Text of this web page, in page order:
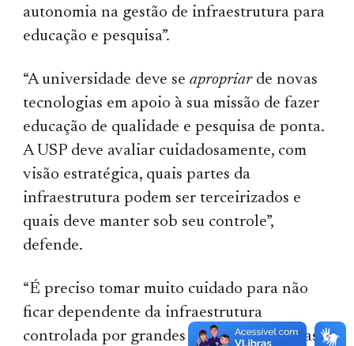
autonomia na gestão de infraestrutura para
educação e pesquisa”.
“A universidade deve seapropriarde novas
tecnologias em apoio à sua missão de fazer
educação de qualidade e pesquisa de ponta.
A USP deve avaliar cuidadosamente, com
visão estratégica, quais partes da
infraestrutura podem ser terceirizados e
quais deve manter sob seu controle”,
defende.
“É preciso tomar muito cuidado para não
ficar dependente da infraestrutura
controlada por grandes empresas privadas,